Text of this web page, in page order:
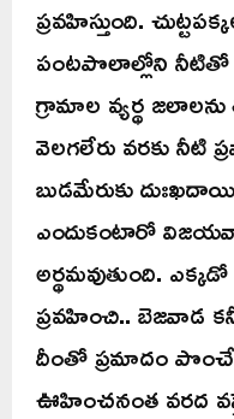
ప్రవహిస్తుంది.
పంటపొలాల్లోని నీటితో
గ్రామాల వ్యర్థ
వెలగలేరు వరకు నీటి
బుడమేరుకు
ఎందుకంటారో
అర్థమవుతుంది.
ప్రవహించి.. బెజవాడ
దీంతో ప్రమాదం
ఊహించనంత వరద